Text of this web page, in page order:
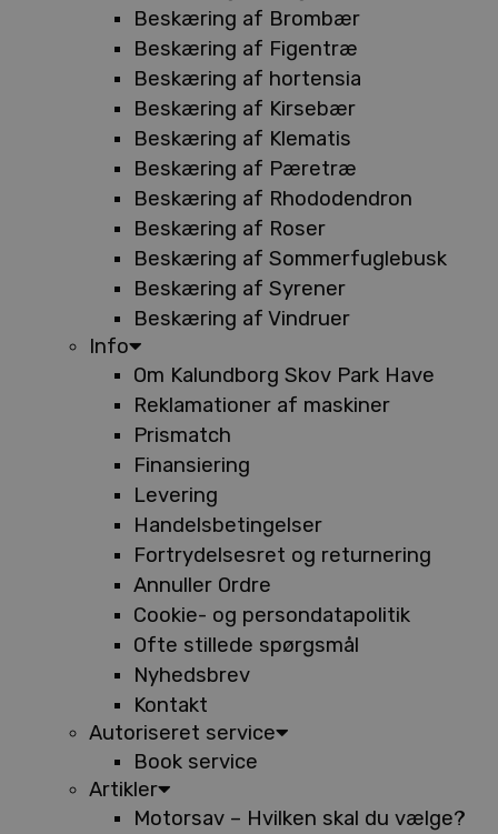
Beskæring af Brombær
Beskæring af Figentræ
Beskæring af hortensia
Beskæring af Kirsebær
Beskæring af Klematis
Beskæring af Pæretræ
Beskæring af Rhododendron
Beskæring af Roser
Beskæring af Sommerfuglebusk
Beskæring af Syrener
Beskæring af Vindruer
Info
Om Kalundborg Skov Park Have
Reklamationer af maskiner
Prismatch
Finansiering
Levering
Handelsbetingelser
Fortrydelsesret og returnering
Annuller Ordre
Cookie- og persondatapolitik
Ofte stillede spørgsmål
Nyhedsbrev
Kontakt
Autoriseret service
Book service
Artikler
Motorsav – Hvilken skal du vælge?